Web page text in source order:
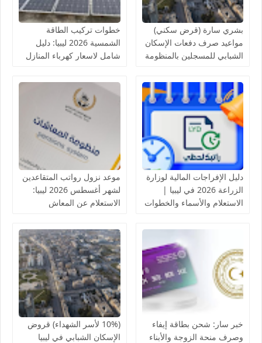
بشري سارة (قرض سكني)
مواعيد صرف دفعات الإسكان
الشبابي للمسجلين بالمنظومة
خطوات تركيب الطاقة
الشمسية 2026 ليبيا: دليل
شامل لاسعار كهرباء المنازل
دليل الإفراجات المالية لوزارة
الزراعة 2026 في ليبيا |
الاستعلام والأسماء والخطوات
موعد نزول رواتب المتقاعدين
لشهر أغسطس 2026 ليبيا:
الاستعلام عن المعاش
خبر سار: شحن بطاقة إيفاء
وصرف منحة الزوجة والأبناء
(10% لأسر الشهداء) قروض
الإسكان الشبابي في ليبيا